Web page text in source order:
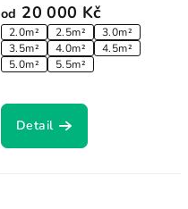
od 20 000 Kč
2.0m² 2.5m²
3.0m²
3.5m²
4.0m²
4.5m²
5.0m²
5.5m²
Detail